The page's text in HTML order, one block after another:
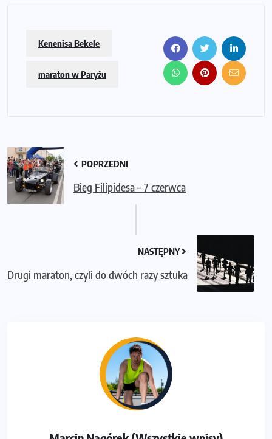
Kenenisa Bekele
maraton w Paryżu
POPRZEDNI
Bieg Filipidesa – 7 czerwca
NASTĘPNY
Drugi maraton, czyli do dwóch razy sztuka